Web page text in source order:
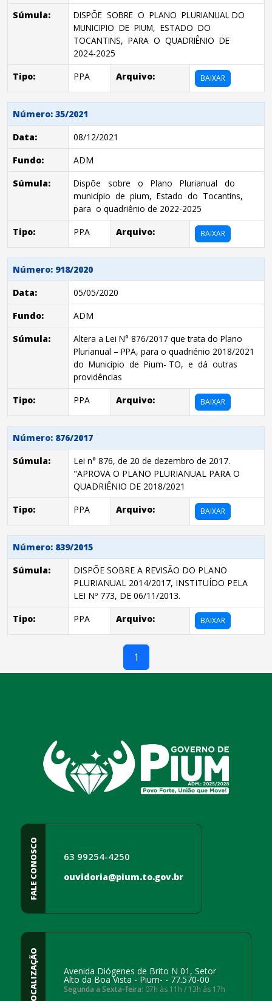
Súmula:
DISPÕE SOBRE O PLANO PLURIANUAL DO
MUNICIPIO DE PIUM, ESTADO DO
TOCANTINS, PARA O QUADRIÊNIO DE
2024-2025
Tipo:
PPA Arquivo: BAIXAR
Número: 35/2021
Data:
08/12/2021
Fundo:
ADM
Súmula:
Dispõe sobre o Plano Plurianual do
município de pium, Estado do Tocantins,
para o quadriênio de 2022-2025
Tipo:
PPA Arquivo: BAIXAR
Número: 918/2020
Data:
05/05/2020
Fundo:
ADM
Súmula:
Altera a Lei N° 876/2017 que trata do Plano
Plurianual – PPA, para o quadriénio 2018/2021
do Município de Pium- TO, e dá outras
providências
Tipo:
PPA Arquivo: BAIXAR
Número: 876/2017
Súmula:
Lei n° 876, de 20 de dezembro de 2017.
"APROVA O PLANO PLURIANUAL PARA O
QUADRIÊNIO DE 2018/2021
Tipo:
PPA Arquivo: BAIXAR
Número: 839/2015
Súmula:
DISPÕE SOBRE A REVISÃO DO PLANO
PLURIANUAL 2014/2017, INSTITUÍDO PELA
LEI Nº 773, DE 06/11/2013.
Tipo:
PPA Arquivo: BAIXAR
1
FALE CONOSCO 63 99254-4250
ouvidoria@pium.to.gov.br
LOCALIZAÇÃO Avenida Diógenes de Brito N 01, Setor
Alto da Boa Vista - Pium- - 77.570-00
Segunda a Sexta-feira: 07h às 11h / 13h ás 17h